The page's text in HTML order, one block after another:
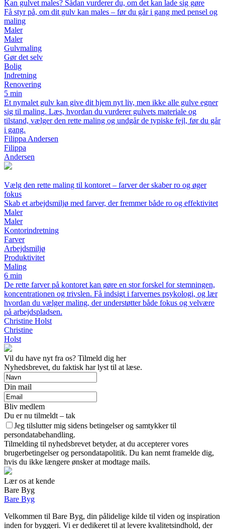
Kan gulvet males? Sådan vurderer du, om det kan lade sig gøre
Få styr på, om dit gulv kan males – før du går i gang med pensel og
maling
Maler
Maler
Gulvmaling
Gør det selv
Bolig
Indretning
Renovering
5 min
Et nymalet gulv kan give dit hjem nyt liv, men ikke alle gulve egner
sig til maling. Læs, hvordan du vurderer gulvets materiale og
tilstand, vælger den rette maling og undgår de typiske fejl, før du går
i gang.
Filippa Andersen
Filippa
Andersen
Vælg den rette maling til kontoret – farver der skaber ro og øger
fokus
Skab et arbejdsmiljø med farver, der fremmer både ro og effektivitet
Maler
Maler
Kontorindretning
Farver
Arbejdsmiljø
Produktivitet
Maling
6 min
De rette farver på kontoret kan gøre en stor forskel for stemningen,
koncentrationen og trivslen. Få indsigt i farvernes psykologi, og lær
hvordan du vælger maling, der understøtter både fokus og velvære
på arbejdspladsen.
Christine Holst
Christine
Holst
Vil du have nyt fra os? Tilmeld dig her
Nyhedsbrevet, du faktisk har lyst til at læse.
Din mail
Bliv medlem
Du er nu tilmeldt – tak
Jeg tilslutter mig sidens betingelser og samtykker til
persondatabehandling.
Tilmelding til nyhedsbrevet betyder, at du accepterer vores
brugerbetingelser og persondatapolitik. Du kan nemt framelde dig,
hvis du ikke længere ønsker at modtage mails.
Lær os at kende
Bare Byg
Bare Byg
Velkommen til Bare Byg, din pålidelige kilde til viden og inspiration
inden for byggeri. Vi er dedikeret til at levere kvalitetsindhold, der